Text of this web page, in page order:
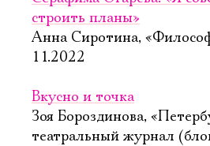
строить планы»
Анна Сиротина,
11.2022
Вкусно и точка
Зоя Бороздинова,
театральный журнал